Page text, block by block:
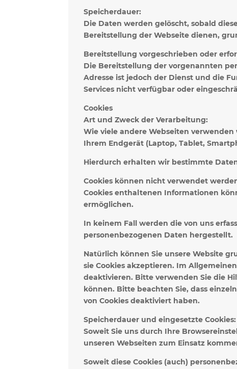
Speicherdauer:
Die Daten werden gelöscht, sobald
Bereitstellung der Webseite dienen,
Bereitstellung vorgeschrieben oder
Die Bereitstellung der vorgenannten
Adresse ist jedoch der Dienst und die
Services nicht verfügbar oder
Cookies
Art und Zweck der Verarbeitung:
Wie viele andere Webseiten
Ihrem Endgerät (Laptop, Tablet,
Hierdurch erhalten wir bestimmte
Cookies können nicht verwendet
Cookies enthaltenen Informationen
ermöglichen.
In keinem Fall werden die von uns
personenbezogenen Daten hergestellt.
Natürlich können Sie unsere Website
sie Cookies akzeptieren. Im
deaktivieren. Bitte verwenden Sie die
können. Bitte beachten Sie, dass
von Cookies deaktiviert haben.
Speicherdauer und eingesetzte Cookies:
Soweit Sie uns durch Ihre
unseren Webseiten zum Einsatz
Soweit diese Cookies (auch)